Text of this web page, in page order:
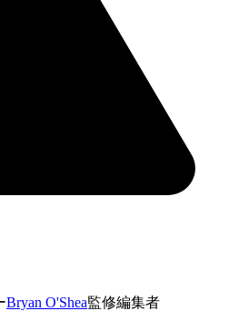
Bryan O'Shea監修編集者